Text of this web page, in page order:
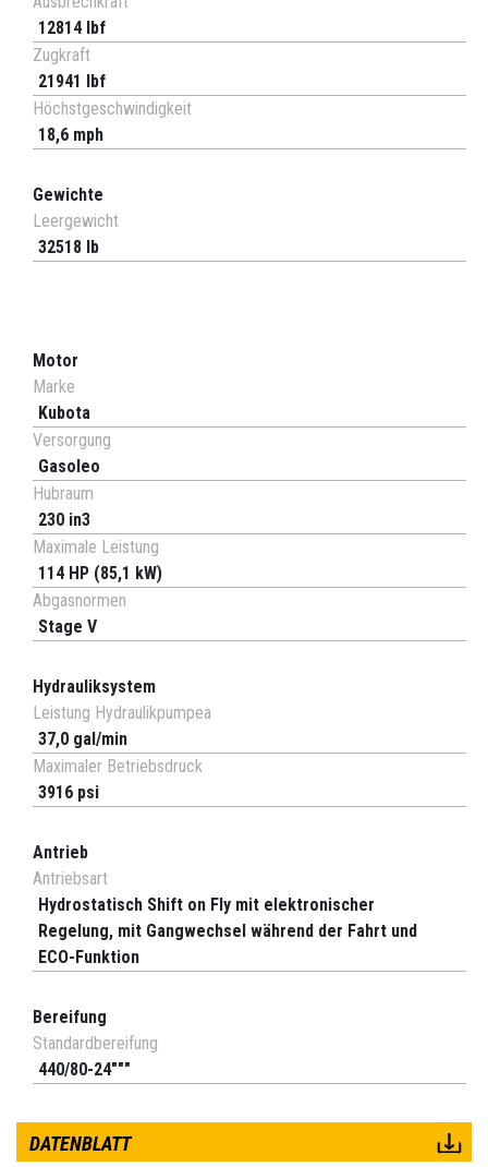
12814 lbf
Zugkraft
21941 lbf
Höchstgeschwindigkeit
18,6 mph
Gewichte
Leergewicht
32518 lb
Motor
Marke
Kubota
Versorgung
Gasoleo
Hubraum
230 in3
Maximale Leistung
114 HP (85,1 kW)
Abgasnormen
Stage V
Hydrauliksystem
Leistung Hydraulikpumpea
37,0 gal/min
Maximaler Betriebsdruck
3916 psi
Antrieb
Antriebsart
Hydrostatisch Shift on Fly mit elektronischer
Regelung, mit Gangwechsel während der Fahrt und
ECO-Funktion
Bereifung
Standardbereifung
440/80-24"""
DATENBLATT